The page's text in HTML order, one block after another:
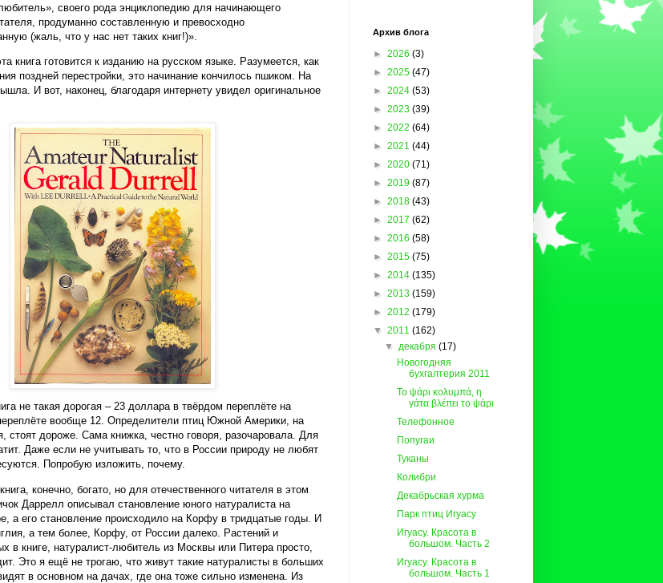
своего рода энциклопедию для начинающего
продуманно составленную и превосходно
(жаль, что у нас нет таких книг!)».
книга готовится к изданию на русском языке. Разумеется, как
поздней перестройки, это начинание кончилось пшиком. На
И вот, наконец, благодаря интернету увидел оригинальное
не такая дорогая – 23 доллара в твёрдом переплёте на
вообще 12. Определители птиц Южной Америки, на
стоят дороже. Сама книжка, честно говоря, разочаровала. Для
Даже если не учитывать то, что в России природу не любят
Попробую изложить, почему.
конечно, богато, но для отечественного читателя в этом
Даррелл описывал становление юного натуралиста на
а его становление происходило на Корфу в тридцатые годы. И
а тем более, Корфу, от России далеко. Растений и
в книге, натуралист-любитель из Москвы или Питера просто,
Это я ещё не трогаю, что живут такие натуралисты в больших
в основном на дачах, где она тоже сильно изменена. Из
Архив блога
► 2026 (3)
► 2025 (47)
► 2024 (53)
► 2023 (39)
► 2022 (64)
► 2021 (44)
► 2020 (71)
► 2019 (87)
► 2018 (43)
► 2017 (62)
► 2016 (58)
► 2015 (75)
► 2014 (135)
► 2013 (159)
► 2012 (179)
▼ 2011 (162)
▼декабря(17)
Новогодняя
бухгалтерия 2011
Το ψάρι κολυμπά, η
γάτα βλέπει το ψάρι
Телефонное
Попугаи
Туканы
Колибри
Декабрьская хурма
Парк птиц Игуасу
Игуасу. Красота в
большом. Часть 2
Игуасу. Красота в
большом. Часть 1